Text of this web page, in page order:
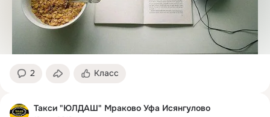
2 Класс
Такси "ЮЛДАШ" Мраково Уфа Исянгулово